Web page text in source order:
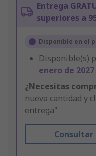
Entrega
superiores a
Disponible en el
Disponible(s)
enero de 2027
¿Necesitas
nueva cantidad y
entrega"